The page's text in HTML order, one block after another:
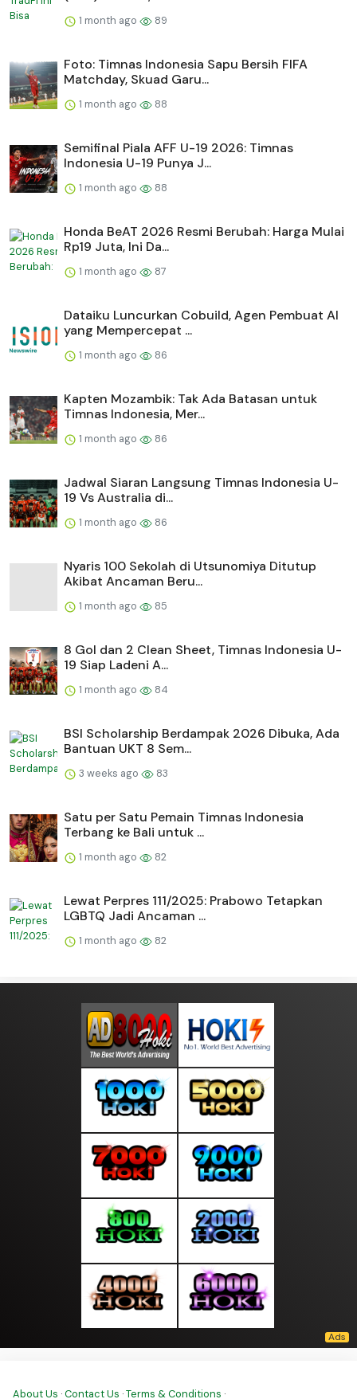
1 month ago 89
Foto: Timnas Indonesia Sapu Bersih FIFA
Matchday, Skuad Garu...
1 month ago 88
Semifinal Piala AFF U-19 2026: Timnas
Indonesia U-19 Punya J...
1 month ago 88
Honda BeAT 2026 Resmi Berubah: Harga Mulai
Rp19 Juta, Ini Da...
1 month ago 87
Dataiku Luncurkan Cobuild, Agen Pembuat AI
yang Mempercepat ...
1 month ago 86
Kapten Mozambik: Tak Ada Batasan untuk
Timnas Indonesia, Mer...
1 month ago 86
Jadwal Siaran Langsung Timnas Indonesia U-
19 Vs Australia di...
1 month ago 86
Nyaris 100 Sekolah di Utsunomiya Ditutup
Akibat Ancaman Beru...
1 month ago 85
8 Gol dan 2 Clean Sheet, Timnas Indonesia U-
19 Siap Ladeni A...
1 month ago 84
BSI Scholarship Berdampak 2026 Dibuka, Ada
Bantuan UKT 8 Sem...
3 weeks ago 83
Satu per Satu Pemain Timnas Indonesia
Terbang ke Bali untuk ...
1 month ago 82
Lewat Perpres 111/2025: Prabowo Tetapkan
LGBTQ Jadi Ancaman ...
1 month ago 82
About Us ·Contact Us ·Terms & Conditions ·